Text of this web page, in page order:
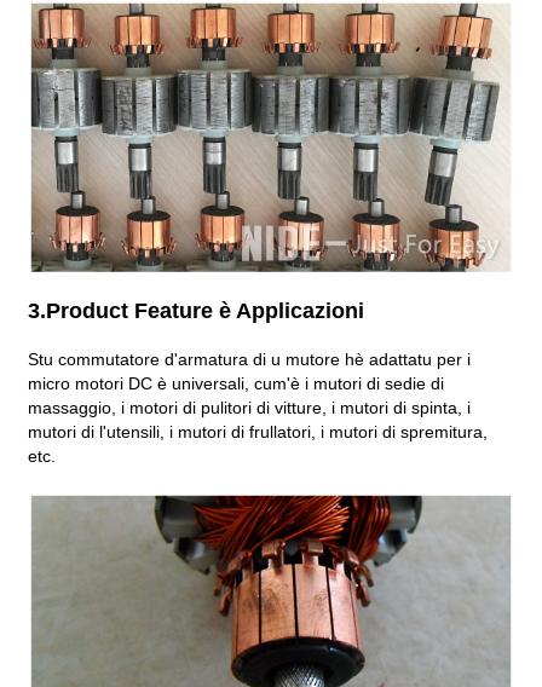
3.Product Feature è Applicazioni
Stu commutatore d'armatura di u mutore hè adattatu per i
micro motori DC è universali, cum'è i mutori di sedie di
massaggio, i motori di pulitori di vitture, i mutori di spinta, i
mutori di l'utensili, i mutori di frullatori, i mutori di spremitura,
etc.